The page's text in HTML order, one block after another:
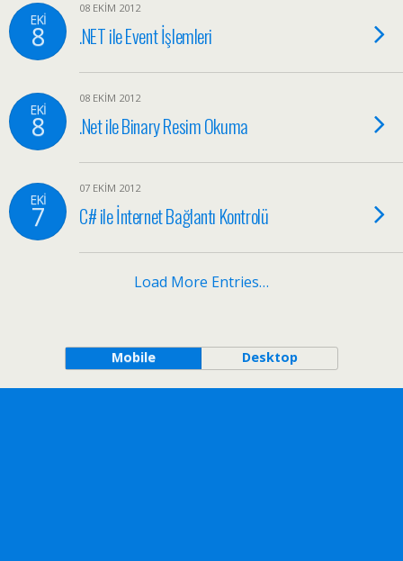
EKI
8
08 EKIM 2012
.NET ile Event İşlemleri
EKI
8
08 EKIM 2012
.Net ile Binary Resim Okuma
EKI
7
07 EKIM 2012
C# ile İnternet Bağlantı Kontrolü
Load More Entries…
Mobile Desktop